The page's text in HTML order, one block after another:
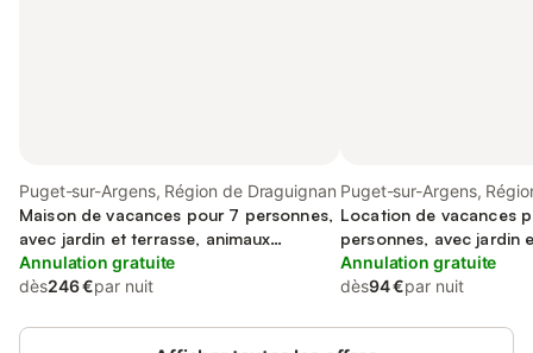
Puget-sur-Argens, Région de Draguignan
Maison de vacances pour 7 personnes,
avec jardin et terrasse, animaux
acceptés
Annulation gratuite
dès246 €par nuit
Puget-sur-Argens,
Location de vacances
personnes, avec jardin
Annulation gratuite
dès94 €par nuit